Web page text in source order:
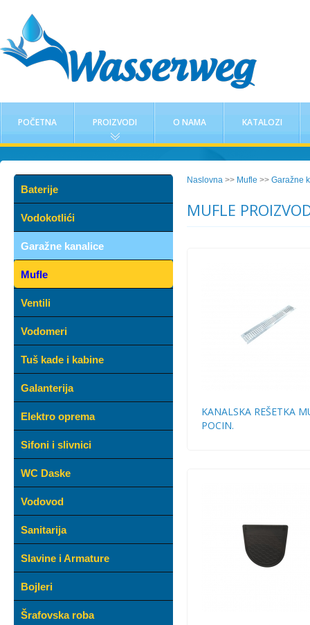
POČETNA PROIZVODI O NAMA KATALOZI
Baterije
Vodokotlići
Garažne kanalice
Mufle
Ventili
Vodomeri
Tuš kade i kabine
Galanterija
Elektro oprema
Sifoni i slivnici
WC Daske
Vodovod
Sanitarija
Slavine i Armature
Bojleri
Šrafovska roba
Naslovna >> Mufle >> Garažne
MUFLE
KANALSKA REŠETKA
POCIN.